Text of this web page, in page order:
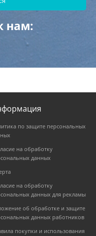
нам:
по защите персональных
на обработку
данных
на обработку
данных для рекламы
об обработке и защите
данных работников
покупки и использования